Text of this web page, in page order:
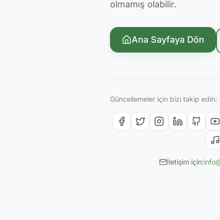
olmamış olabilir.
Ana Sayfaya Dön
Güncellemeler için bizi takip edin:
İletişim için: